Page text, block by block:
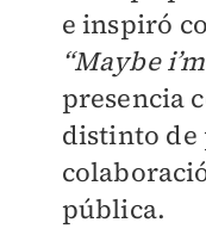
e inspiró
“Maybe
presencia
distinto de
pública.